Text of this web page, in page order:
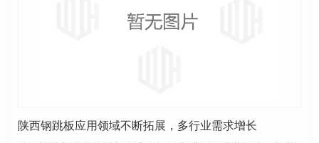
陕西钢跳板应用领域不断拓展，多行业需求增长